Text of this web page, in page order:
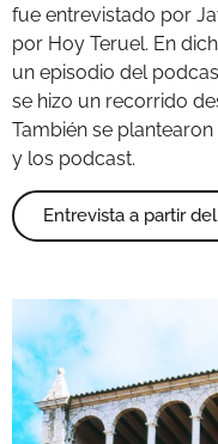
fue entrevistado por
por Hoy Teruel. En
un episodio del
se hizo un recorrido
También se
y los podcast.
Entrevista a partir